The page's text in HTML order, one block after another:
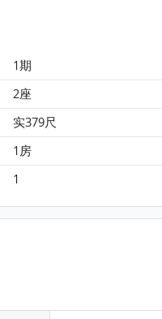
1期
2座
实379尺
1房
1